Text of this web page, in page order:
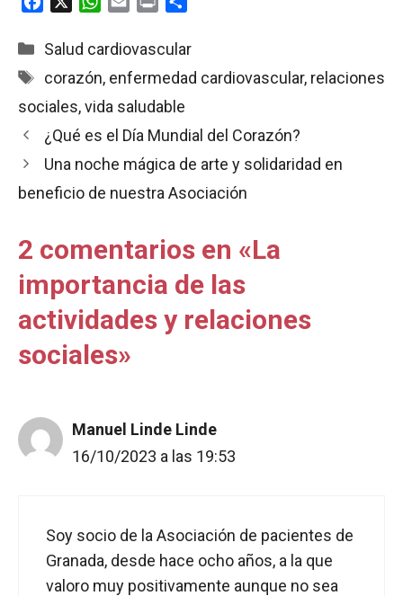
c
b
o
o
a
s
A
p
a
l
i
t
m
a
t
r
Categorías
Salud cardiovascular
Etiquetas
corazón, enfermedad cardiovascular, relaciones
sociales,vida saludable
¿Qué es el Día Mundial del Corazón?
Una noche mágica de arte y solidaridad en
beneficio de nuestra Asociación
2 comentarios en «La
importancia de las
actividades y relaciones
sociales»
Manuel Linde Linde
16/10/2023 a las 19:53
Soy socio de la Asociación de pacientes de
Granada, desde hace ocho años, a la que
valoro muy positivamente aunque no sea